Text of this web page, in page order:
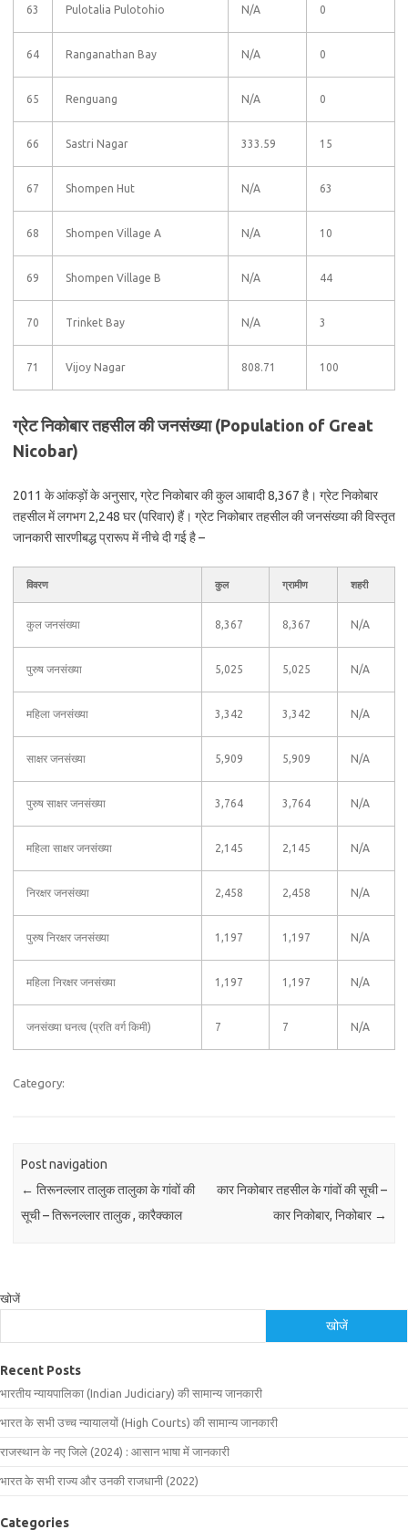
63 Pulotalia Pulotohio N/A 0
64 Ranganathan Bay N/A 0
65 Renguang N/A 0
66 Sastri Nagar 333.59 15
67 Shompen Hut N/A 63
68 Shompen Village A N/A 10
69 Shompen Village B N/A 44
70 Trinket Bay N/A 3
71 Vijoy Nagar 808.71 100
ग्रेट निकोबार तहसील की जनसंख्या (Population of Great
Nicobar)
2011 के आंकड़ों के अनुसार, ग्रेट निकोबार की कुल आबादी 8,367 है। ग्रेट निकोबार
तहसील में लगभग 2,248 घर (परिवार) हैं। ग्रेट निकोबार तहसील की जनसंख्या की विस्तृत
जानकारी सारणीबद्ध प्रारूप में नीचे दी गई है –
विवरण कुल ग्रामीण शहरी
कुल जनसंख्या 8,367 8,367 N/A
पुरुष जनसंख्या 5,025 5,025 N/A
महिला जनसंख्या 3,342 3,342 N/A
साक्षर जनसंख्या 5,909 5,909 N/A
पुरुष साक्षर जनसंख्या 3,764 3,764 N/A
महिला साक्षर जनसंख्या 2,145 2,145 N/A
निरक्षर जनसंख्या 2,458 2,458 N/A
पुरुष निरक्षर जनसंख्या 1,197 1,197 N/A
महिला निरक्षर जनसंख्या 1,197 1,197 N/A
जनसंख्या घनत्व (प्रति वर्ग किमी) 7 7 N/A
Category:
Post navigation
← तिरूनल्लार तालुक तालुका के गांवों की
सूची – तिरूनल्लार तालुक , कारैक्काल
कार निकोबार तहसील के गांवों की सूची –
कार निकोबार, निकोबार →
खोजें
खोजें
Recent Posts
भारतीय न्यायपालिका (Indian Judiciary) की सामान्य जानकारी
भारत के सभी उच्च न्यायालयों (High Courts) की सामान्य जानकारी
राजस्थान के नए जिले (2024) : आसान भाषा में जानकारी
भारत के सभी राज्य और उनकी राजधानी (2022)
Categories